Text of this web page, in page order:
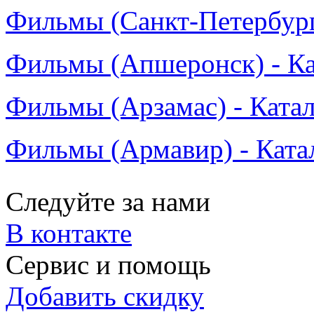
Фильмы (Санкт-
Фильмы (Апшеронск) -
Фильмы (Арзамас) -
Фильмы (Армавир) -
Следуйте за нами
В контакте
Сервис и помощь
Добавить скидку